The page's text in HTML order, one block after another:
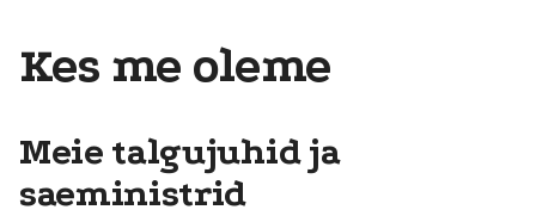
Kes me oleme
Meie talgujuhid ja
saeministrid